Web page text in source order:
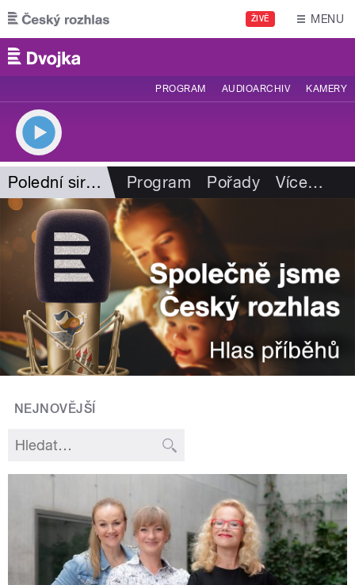
Přejít k hlavnímu obsahu
ŽIVĚ MENU
PROGRAM AUDIOARCHIV KAMERY
Polední sirény Program Pořady Více…
NEJNOVĚJŠÍ